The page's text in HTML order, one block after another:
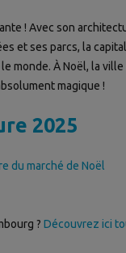
! Avec son
et ses parcs, la
monde. À Noël, la
magique !
2025
du marché de Noël
? Découvrez ici